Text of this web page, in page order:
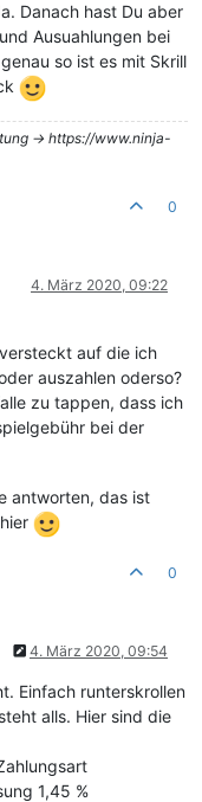
Danach hast Du aber
Ausuahlungen bei
so ist es mit Skrill
-> https://www.ninja-
0
4. März 2020, 09:22
auf die ich
auszahlen oderso?
zu tappen, dass ich
bei der
antworten, das ist
0
4. März 2020, 09:54
Einfach runterskrollen
alls. Hier sind die
1,45 %